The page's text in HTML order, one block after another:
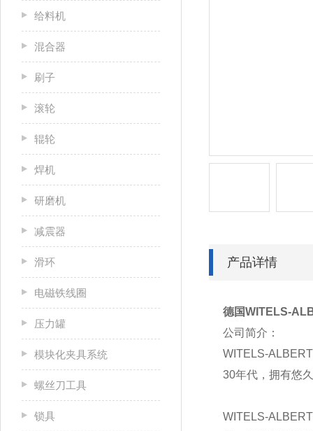
给料机
混合器
刷子
滚轮
辊轮
焊机
研磨机
减震器
滑环
电磁铁线圈
压力罐
模块化夹具系统
螺丝刀工具
锁具
产品详情
德国WITELS-
公司简介：
WITELS-
30年代，拥有悠
WITELS-